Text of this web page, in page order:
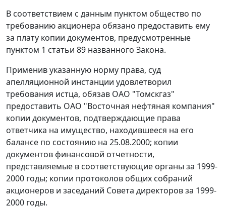
В соответствием с данным пунктом общество по
требованию акционера обязано предоставить ему
за плату копии документов, предусмотренные
пунктом 1 статьи 89 названного Закона.
Применив указанную норму права, суд
апелляционной инстанции удовлетворил
требования истца, обязав ОАО "Томскгаз"
предоставить ОАО "Восточная нефтяная компания"
копии документов, подтверждающие права
ответчика на имущество, находившееся на его
балансе по состоянию на 25.08.2000; копии
документов финансовой отчетности,
представляемые в соответствующие органы за 1999-
2000 годы; копии протоколов общих собраний
акционеров и заседаний Совета директоров за 1999-
2000 годы.